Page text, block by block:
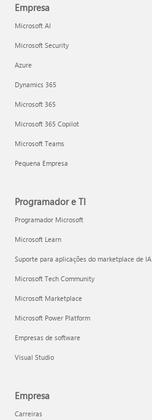
Empresa
Microsoft AI
Microsoft Security
Azure
Dynamics 365
Microsoft 365
Microsoft 365 Copilot
Microsoft Teams
Pequena Empresa
Programador e TI
Programador Microsoft
Microsoft Learn
Suporte para aplicações do marketplace de IA
Microsoft Tech Community
Microsoft Marketplace
Microsoft Power Platform
Empresas de software
Visual Studio
Empresa
Carreiras